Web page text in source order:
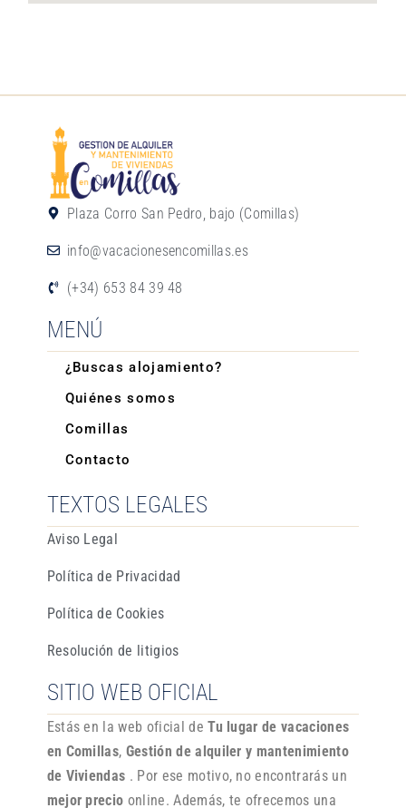
Plaza Corro San Pedro, bajo (Comillas)
info@vacacionesencomillas.es
(+34) 653 84 39 48
MENÚ
¿Buscas alojamiento?
Quiénes somos
Comillas
Contacto
TEXTOS LEGALES
Aviso Legal
Política de Privacidad
Política de Cookies
Resolución de litigios
SITIO WEB OFICIAL
Estás en la web oficial deTu lugar de vacaciones
en Comillas, Gestión de alquiler y mantenimiento
de Viviendas . Por ese motivo, no encontrarás un
mejor precio online. Además, te ofrecemos una